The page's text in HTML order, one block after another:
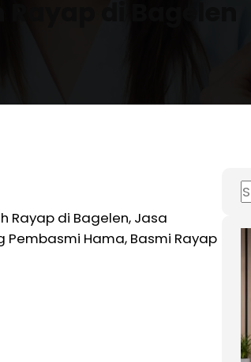
Rayap di Bagelen, Jasa
Pembasmi Hama, Basmi Rayap